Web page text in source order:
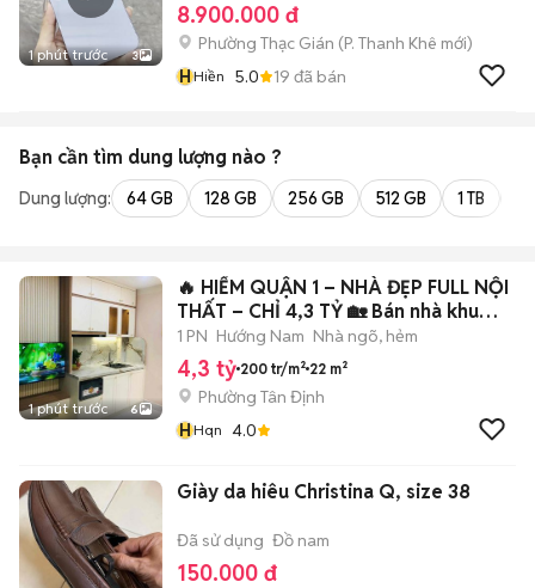
1 phút trước 3
8.900.000 đ
Phường Thạc Gián (P. Thanh Khê mới)
HHiền 5.0 19 đã bán
Bạn cần tìm dung lượng nào ?
Dung lượng: 64 GB 128 GB 256 GB 512 GB 1 TB
1 phút trước 6
🔥 HIẾM QUẬN 1 – NHÀ ĐẸP FULL NỘI
THẤT – CHỈ 4,3 TỶ 🏡 Bán nhà khu
Nguyễ
1 PN Hướng Nam Nhà ngõ, hẻm
4,3 tỷ 200 tr/m² 22 m²
Phường Tân Định
HHqn 4.0
Giày da hiêu Christina Q, size 38
Đã sử dụng Đồ nam
150.000 đ